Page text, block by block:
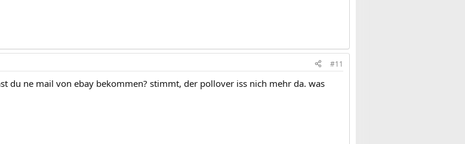
#11
du ne mail von ebay bekommen? stimmt, der pollover iss nich mehr da. was